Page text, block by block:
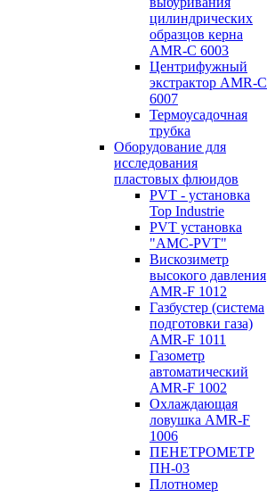
цилиндрических
образцов керна
AMR-C 6003
Центрифужный
экстрактор AMR-C
6007
Термоусадочная
трубка
Оборудование для
исследования
пластовых флюидов
PVT - установка
Top Industrie
PVT установка
"AMC-PVT"
Вискозиметр
высокого давления
AMR-F 1012
Газбустер (система
подготовки газа)
AMR-F 1011
Газометр
автоматический
AMR-F 1002
Охлаждающая
ловушка AMR-F
1006
ПЕНЕТРОМЕТР
ПН-03
Плотномер